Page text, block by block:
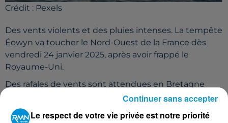
Crédit : Pexels
Des vents violents et des pluies intenses. La tempête
Éowyn va toucher le Nord-Ouest de la France dès
vendredi 24 janvier 2025, après avoir frappé le
Royaume-Uni.
Des rafales de vents sont attendues en Bretagne
mais aussi sur les Pays de la Loire, en particulier en
Loire Atlantique et en Vendée. En Ille-et-Vilaine,
Météo France prévoit 70 à 80 km/h, tout comme en
Le respect de votre vie privée est notre priorité
Continuer sans accepter